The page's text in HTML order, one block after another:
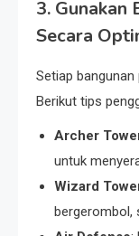
3. Gunakan
Secara
Setiap
Berikut tips
Archer
untuk
Wizard
bergerombol,